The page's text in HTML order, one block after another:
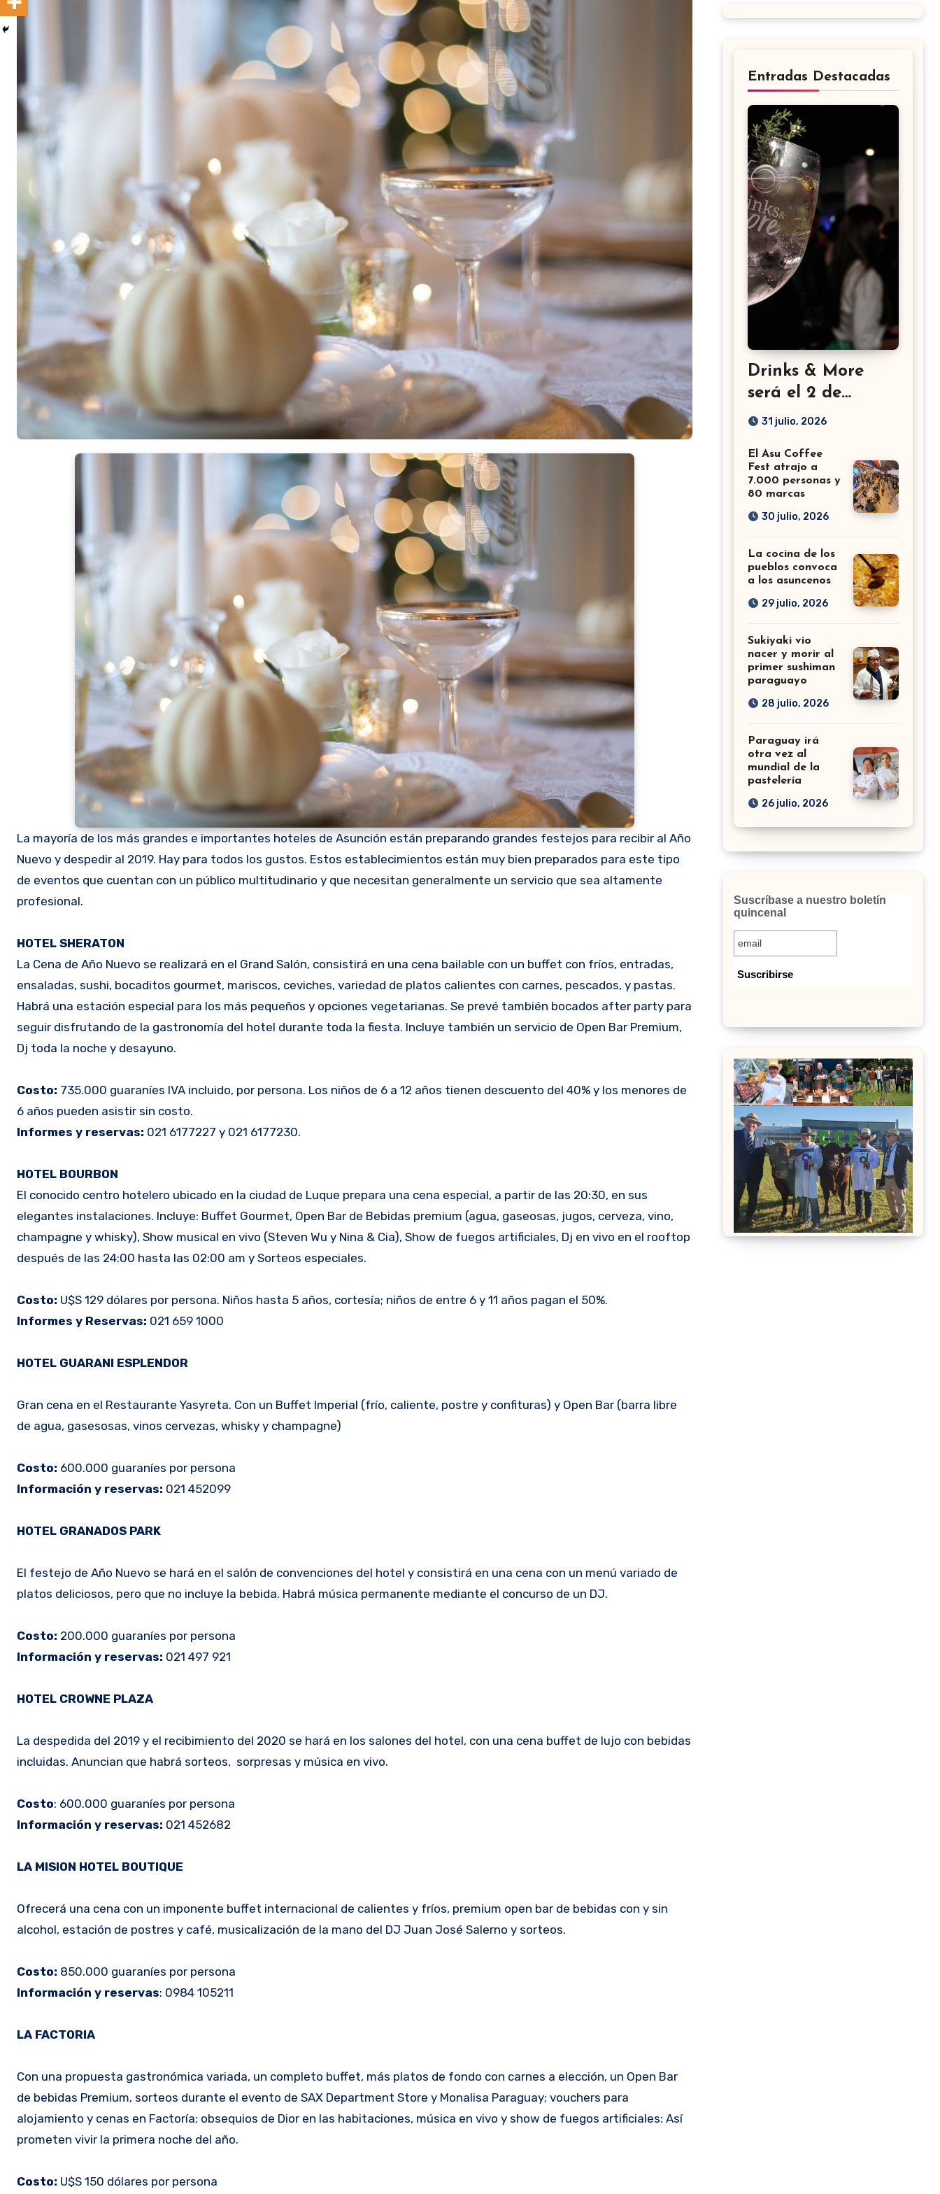
La mayoría de los más grandes e importantes hoteles de Asunción están preparando grandes festejos para recibir al Año
Nuevo y despedir al 2019. Hay para todos los gustos. Estos establecimientos están muy bien preparados para este tipo
de eventos que cuentan con un público multitudinario y que necesitan generalmente un servicio que sea altamente
profesional.
HOTEL SHERATON
La Cena de Año Nuevo se realizará en el Grand Salón, consistirá en una cena bailable con un buffet con fríos, entradas,
ensaladas, sushi, bocaditos gourmet, mariscos, ceviches, variedad de platos calientes con carnes, pescados, y pastas.
Habrá una estación especial para los más pequeños y opciones vegetarianas. Se prevé también bocados after party para
seguir disfrutando de la gastronomía del hotel durante toda la fiesta. Incluye también un servicio de Open Bar Premium,
Dj toda la noche y desayuno.
Costo: 735.000 guaraníes IVA incluido, por persona. Los niños de 6 a 12 años tienen descuento del 40% y los menores de
6 años pueden asistir sin costo.
Informes y reservas: 021 6177227 y 021 6177230.
HOTEL BOURBON
El conocido centro hotelero ubicado en la ciudad de Luque prepara una cena especial, a partir de las 20:30, en sus
elegantes instalaciones. Incluye: Buffet Gourmet, Open Bar de Bebidas premium (agua, gaseosas, jugos, cerveza, vino,
champagne y whisky), Show musical en vivo (Steven Wu y Nina & Cia), Show de fuegos artificiales, Dj en vivo en el rooftop
después de las 24:00 hasta las 02:00 am y Sorteos especiales.
Costo: U$S 129 dólares por persona. Niños hasta 5 años, cortesía; niños de entre 6 y 11 años pagan el 50%.
Informes y Reservas: 021 659 1000
HOTEL GUARANI ESPLENDOR
Gran cena en el Restaurante Yasyreta. Con un Buffet Imperial (frío, caliente, postre y confituras) y Open Bar (barra libre
de agua, gasesosas, vinos cervezas, whisky y champagne)
Costo: 600.000 guaraníes por persona
Información y reservas: 021 452099
HOTEL GRANADOS PARK
El festejo de Año Nuevo se hará en el salón de convenciones del hotel y consistirá en una cena con un menú variado de
platos deliciosos, pero que no incluye la bebida. Habrá música permanente mediante el concurso de un DJ.
Costo: 200.000 guaraníes por persona
Información y reservas: 021 497 921
HOTEL CROWNE PLAZA
La despedida del 2019 y el recibimiento del 2020 se hará en los salones del hotel, con una cena buffet de lujo con bebidas
incluidas. Anuncian que habrá sorteos, sorpresas y música en vivo.
Costo: 600.000 guaraníes por persona
Información y reservas: 021 452682
LA MISION HOTEL BOUTIQUE
Ofrecerá una cena con un imponente buffet internacional de calientes y fríos, premium open bar de bebidas con y sin
alcohol, estación de postres y café, musicalización de la mano del DJ Juan José Salerno y sorteos.
Costo: 850.000 guaraníes por persona
Información y reservas: 0984 105211
LA FACTORIA
Con una propuesta gastronómica variada, un completo buffet, más platos de fondo con carnes a elección, un Open Bar
de bebidas Premium, sorteos durante el evento de SAX Department Store y Monalisa Paraguay; vouchers para
alojamiento y cenas en Factoría; obsequios de Dior en las habitaciones, música en vivo y show de fuegos artificiales: Así
prometen vivir la primera noche del año.
Costo: U$S 150 dólares por persona
Entradas Destacadas
Drinks & More
será el 2 de
setiembre en el
31 julio, 2026
El Asu Coffee
Fest atrajo a
7.000 personas y
80 marcas
30 julio, 2026
La cocina de los
pueblos convoca
a los asuncenos
29 julio, 2026
Sukiyaki vio
nacer y morir al
primer sushiman
paraguayo
28 julio, 2026
Paraguay irá
otra vez al
mundial de la
pastelería
26 julio, 2026
Suscríbase a nuestro boletín
quincenal